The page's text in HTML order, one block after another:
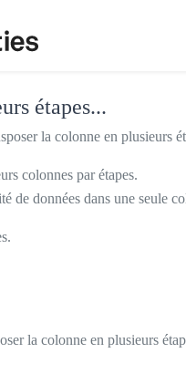
étapes...
la colonne en plusieurs
colonnes par étapes.
de données dans une seule
la colonne en plusieurs